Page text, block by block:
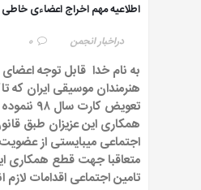
اطلاعیه مهم اخراج اعضاءی خاطی
دراخبار انجمن 0
به نام خدا قابل توجه
هنرمندان موسیقی ایران که
تعویض
همکاری این عزیزان طبق
اجتماعی میبایستی از
متعاقبا جهت قطع همکاری
تامین اجتماعی اقدامات